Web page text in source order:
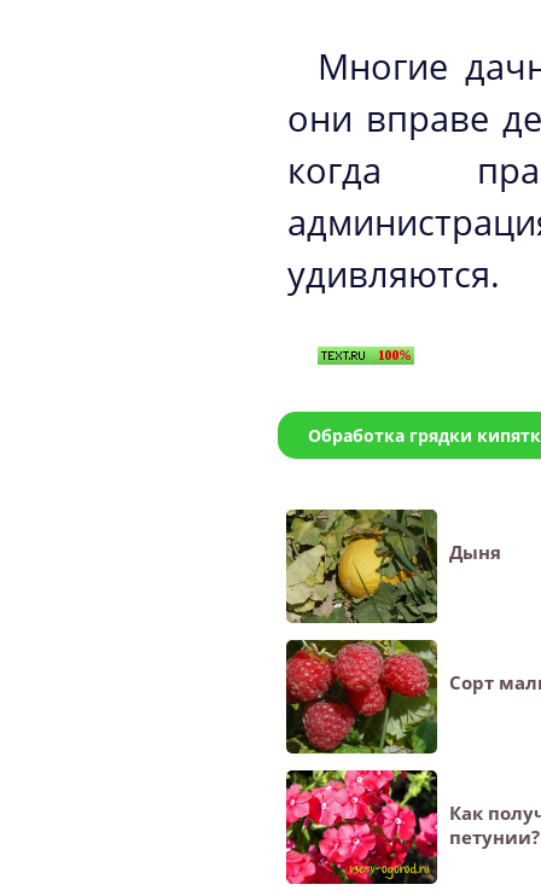
Многие
они вправе
когда
удивляются.
Обработка грядки
Дыня
Сорт
Как
петунии?